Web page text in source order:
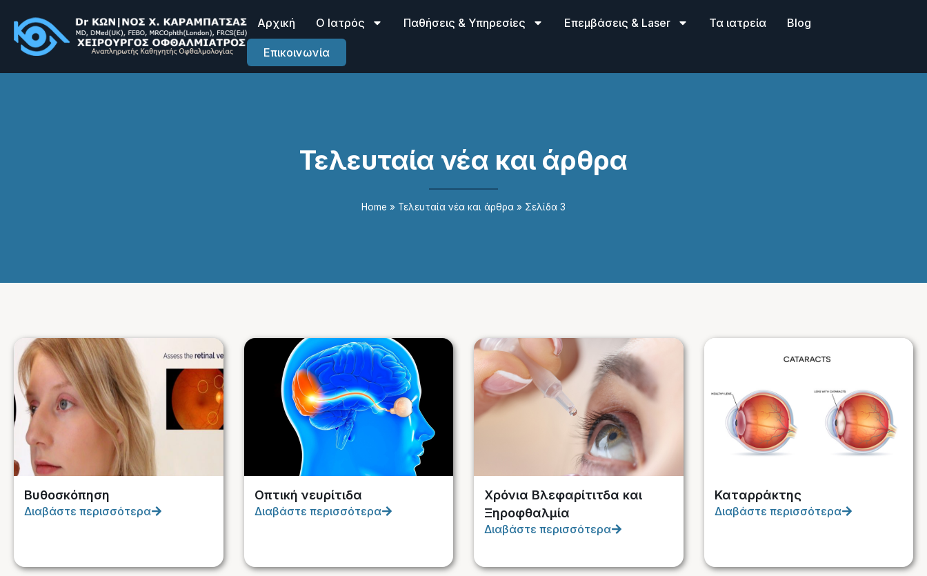
Αρχική Ο Ιατρός Παθήσεις & Υπηρεσίες Επεμβάσεις & Laser Τα ιατρεία Blog
Επικοινωνία
Τελευταία νέα και άρθρα
Home » Τελευταία νέα και άρθρα » Σελίδα 3
Βυθοσκόπηση
Διαβάστε περισσότερα
Οπτική νευρίτιδα
Διαβάστε περισσότερα
Χρόνια Βλεφαρίτιτδα και
Ξηροφθαλμία
Διαβάστε περισσότερα
Καταρράκτης
Διαβάστε περισσότερα